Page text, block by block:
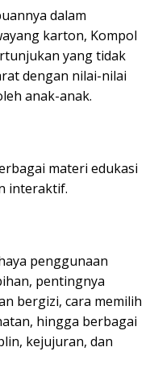
dalam
karton, Kompol
yang tidak
dengan nilai-nilai
anak-anak.
materi edukasi
interaktif.
penggunaan
pentingnya
bergizi, cara memilih
hingga berbagai
kejujuran, dan